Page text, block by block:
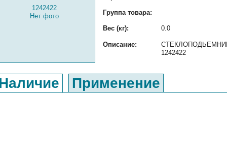
1242422
Нет фото
Группа товара:
Вес (кг): 0.0
Описание:
СТЕКЛОПОДЬЕМНИК
1242422
Применение